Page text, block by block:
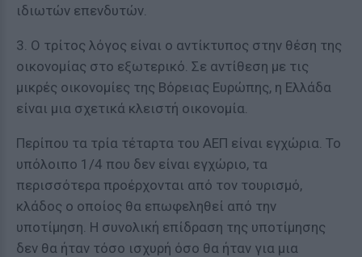
ιδιωτών επενδυτών.
3. Ο τρίτος λόγος είναι ο αντίκτυπος στην θέση της
οικονομίας στο εξωτερικό. Σε αντίθεση με τις
μικρές οικονομίες της Βόρειας Ευρώπης, η Ελλάδα
είναι μια σχετικά κλειστή οικονομία.
Περίπου τα τρία τέταρτα του ΑΕΠ είναι εγχώρια. Το
υπόλοιπο 1/4 που δεν είναι εγχώριο, τα
περισσότερα προέρχονται από τον τουρισμό,
κλάδος ο οποίος θα επωφεληθεί από την
υποτίμηση. Η συνολική επίδραση της υποτίμησης
δεν θα ήταν τόσο ισχυρή όσο θα ήταν για μια